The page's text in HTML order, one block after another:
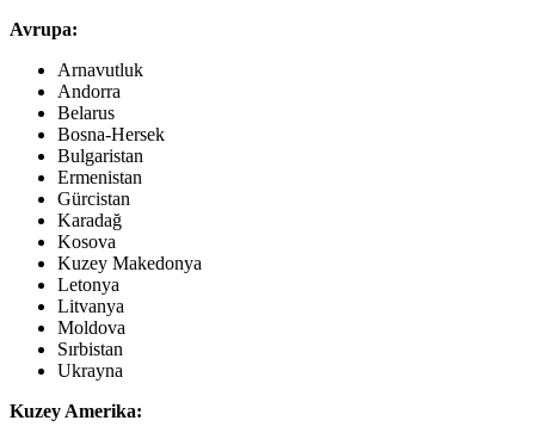
Avrupa:
Arnavutluk
Andorra
Belarus
Bosna-Hersek
Bulgaristan
Ermenistan
Gürcistan
Karadağ
Kosova
Kuzey Makedonya
Letonya
Litvanya
Moldova
Sırbistan
Ukrayna
Kuzey Amerika: